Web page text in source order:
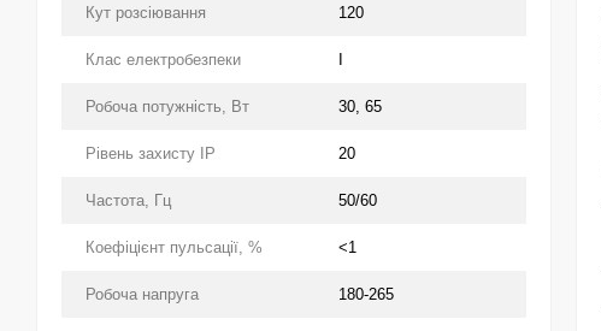
Кут розсіювання 120
Клас електробезпеки
Робоча потужність, Вт 30, 65
Рівень захисту IP 20
Частота, Гц 50/60
Коефіцієнт пульсації, % <1
Робоча напруга 180-265